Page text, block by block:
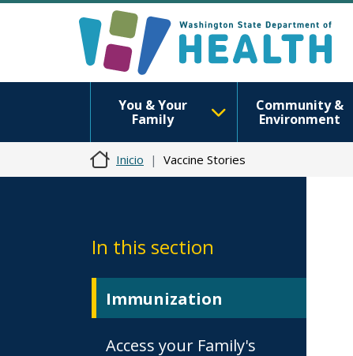
You & Your
Family
Community &
Environment
Inicio Vaccine Stories
In this section
Immunization
Access your Family's